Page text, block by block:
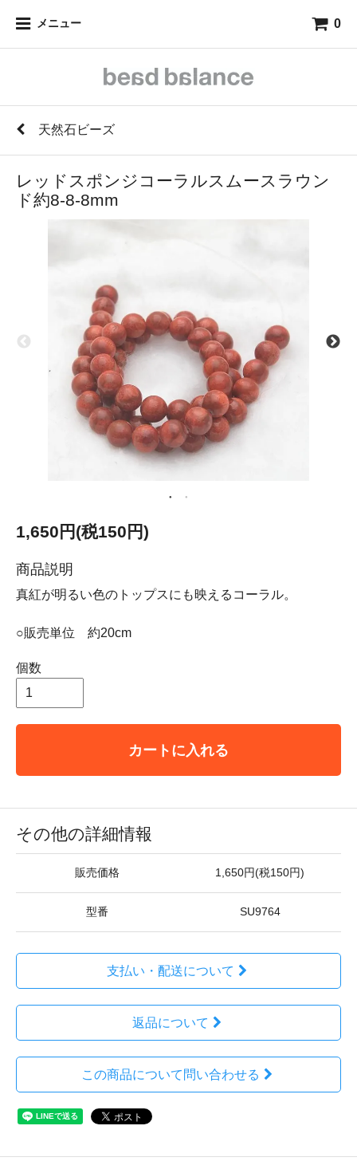
メニュー 0
天然石ビーズ
レッドスポンジコーラルスムースラウン
ド約8-8-8mm
1,650円(税150円)
商品説明
真紅が明るい色のトップスにも映えるコーラル。
○販売単位 約20cm
個数
カートに入れる
その他の詳細情報
販売価格 1,650円(税150円)
型番 SU9764
支払い・配送について
返品について
この商品について問い合わせる